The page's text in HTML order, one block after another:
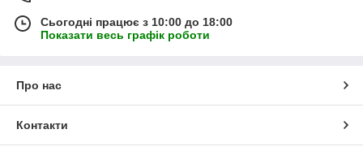
Сьогодні працює з 10:00 до 18:00
Показати весь графік роботи
Про нас
Контакти